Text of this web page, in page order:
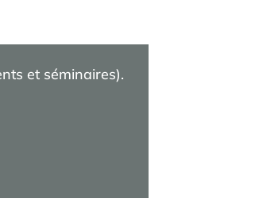
et séminaires).